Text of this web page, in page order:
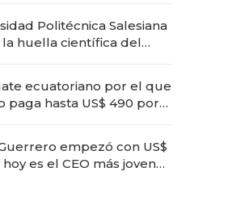
Politécnica Salesiana
huella científica del
ecuatoriano por el que
paga hasta US$ 490 por
empezó con US$
hoy es el CEO más joven